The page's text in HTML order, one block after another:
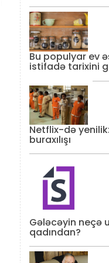
Bu populyar ev
istifadə tarixini
Netflix-də
buraxılışı
Gələcəyin neçə
qadından?